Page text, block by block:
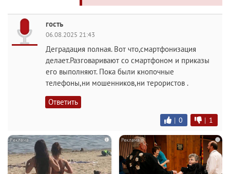
гость
06.08.2025 21:43
Деградация полная. Вот что,смартфонизация
делает.Разговаривают со смартфоном и приказы
его выполняют. Пока были кнопочные
телефоны,ни мошенников,ни терористов .
Ответить
| 0 | 1
i i